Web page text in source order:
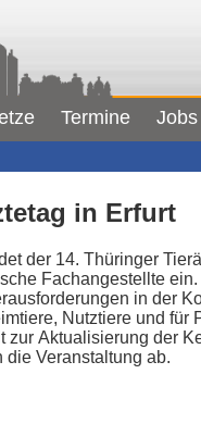
Termine Jobs
in Erfurt
der 14. Thüringer
Fachangestellte
in der
Nutztiere und
zur Aktualisierung der
die Veranstaltung ab.